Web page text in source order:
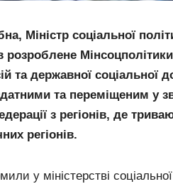
Міністр соціальної
розроблене
та державної
та переміщеним у
з регіонів, де
регіонів.
у міністерстві